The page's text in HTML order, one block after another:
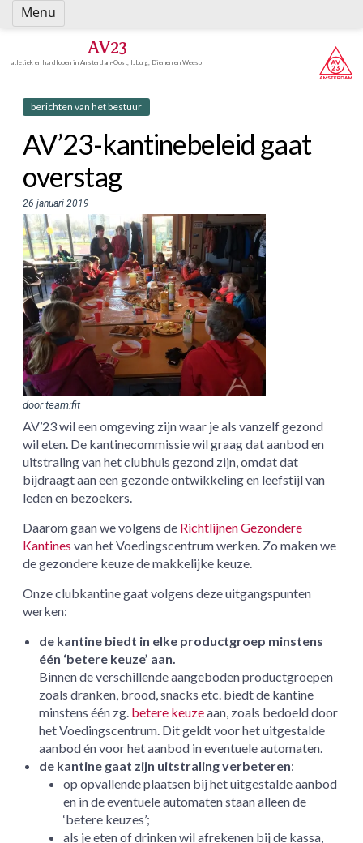
Spring
naar
AV23
atletiek en hardlopen in Amsterdam-Oost, IJburg, Diemen en Weesp
berichten van het bestuur
AV’23-kantinebeleid gaat
overstag
26 januari 2019
door team:fit
AV’23 wil een omgeving zijn waar je als vanzelf gezond
wil eten. De kantinecommissie wil graag dat aanbod en
uitstraling van het clubhuis gezond zijn, omdat dat
bijdraagt aan een gezonde ontwikkeling en leefstijl van
leden en bezoekers.
Daarom gaan we volgens de Richtlijnen Gezondere
Kantines van het Voedingscentrum werken. Zo maken we
de gezondere keuze de makkelijke keuze.
Onze clubkantine gaat volgens deze uitgangspunten
werken:
de kantine biedt in elke productgroep minstens
één ‘betere keuze’ aan.
Binnen de verschillende aangeboden productgroepen
zoals dranken, brood, snacks etc. biedt de kantine
minstens één zg. betere keuzeaan, zoals bedoeld door
het Voedingscentrum. Dit geldt voor het uitgestalde
aanbod én voor het aanbod in eventuele automaten.
de kantine gaat zijn uitstraling verbeteren:
op opvallende plaatsen bij het uitgestalde aanbod
en in de eventuele automaten staan alleen de
‘betere keuzes’;
als je eten of drinken wil afrekenen bij de kassa,
Menu